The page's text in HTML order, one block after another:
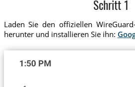
Schritt 1
Laden Sie den offiziellen
herunter und installieren Sie ihn: